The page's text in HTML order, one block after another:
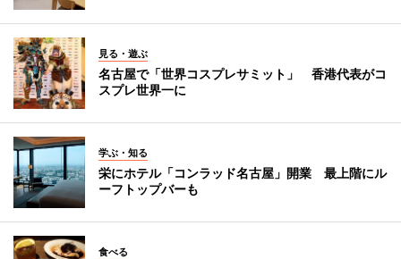
見る・遊ぶ
名古屋で「世界コスプレサミット」 香港代表がコ
スプレ世界一に
学ぶ・知る
栄にホテル「コンラッド名古屋」開業 最上階にル
ーフトップバーも
食べる